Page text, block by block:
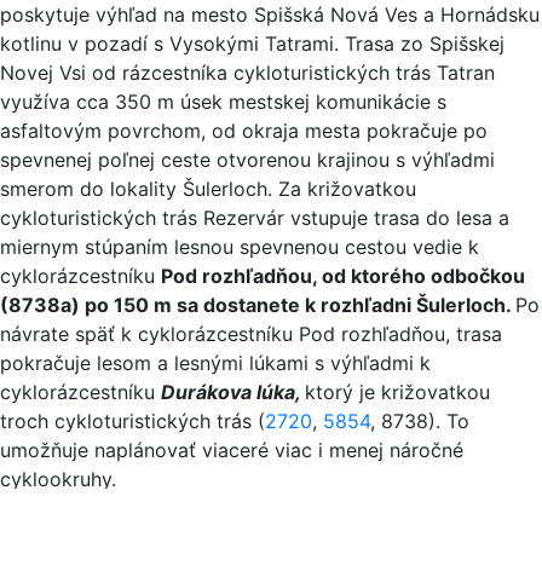
poskytuje výhľad na mesto Spišská Nová Ves a Hornádsku
kotlinu v pozadí s Vysokými Tatrami. Trasa zo Spišskej
Novej Vsi od rázcestníka cykloturistických trás Tatran
využíva cca 350 m úsek mestskej komunikácie s
asfaltovým povrchom, od okraja mesta pokračuje po
spevnenej poľnej ceste otvorenou krajinou s výhľadmi
smerom do lokality Šulerloch. Za križovatkou
cykloturistických trás Rezervár vstupuje trasa do lesa a
miernym stúpaním lesnou spevnenou cestou vedie k
cyklorázcestníku Pod rozhľadňou, od ktorého odbočkou
(8738a) po 150 m sa dostanete k rozhľadni Šulerloch. Po
návrate späť k cyklorázcestníku Pod rozhľadňou, trasa
pokračuje lesom a lesnými lúkami s výhľadmi k
cyklorázcestníku Durákova lúka, ktorý je križovatkou
troch cykloturistických trás (2720, 5854, 8738). To
umožňuje naplánovať viaceré viac i menej náročné
cyklookruhy.